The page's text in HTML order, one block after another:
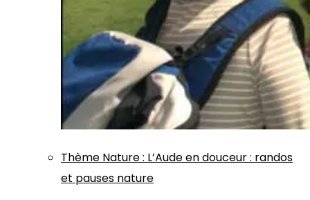
Thème Nature: L’Aude en douceur : randos
et pauses nature